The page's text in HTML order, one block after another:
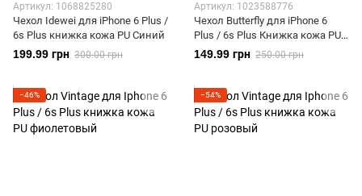
Артикул: 1068825280
Чехол Idewei для iPhone 6 Plus /
6s Plus книжка кожа PU Синий
199.99 грн 300.00 грн
Артикул: 1023588776
Чехол Butterfly для iPhone 6
Plus / 6s Plus Книжка кожа PU
розовый
149.99 грн 250.00 грн
−46% −54%